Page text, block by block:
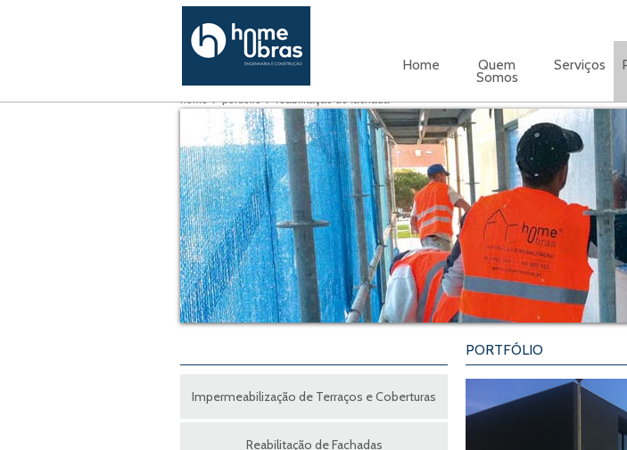
Home Quem
Somos
Serviços
home portfólio reabilitação de fachada
Impermeabilização de Terraços e Coberturas
Reabilitação de Fachadas
PORTFÓLIO